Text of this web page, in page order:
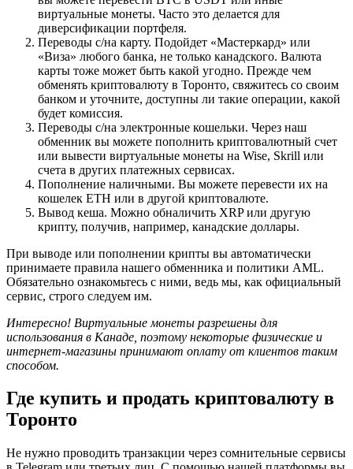
виртуальные монеты. Часто это делается для
диверсификации портфеля.
Переводы с/на карту. Подойдет «Мастеркард» или
«Виза» любого банка, не только канадского. Валюта
карты тоже может быть какой угодно. Прежде чем
обменять криптовалюту в Торонто, свяжитесь со своим
банком и уточните, доступны ли такие операции, какой
будет комиссия.
Переводы с/на электронные кошельки. Через наш
обменник вы можете пополнить криптовалютный счет
или вывести виртуальные монеты на Wise, Skrill или
счета в других платежных сервисах.
Пополнение наличными. Вы можете перевести их на
кошелек ETH или в другой криптовалюте.
Вывод кеша. Можно обналичить XRP или другую
крипту, получив, например, канадские доллары.
При выводе или пополнении крипты вы автоматически
принимаете правила нашего обменника и политики AML.
Обязательно ознакомьтесь с ними, ведь мы, как официальный
сервис, строго следуем им.
Интересно! Виртуальные монеты разрешены для
использования в Канаде, поэтому некоторые физические и
интернет-магазины принимают оплату от клиентов таким
способом.
Где купить и продать криптовалюту в
Торонто
Не нужно проводить транзакции через сомнительные сервисы